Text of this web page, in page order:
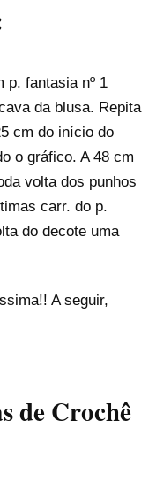
p. fantasia nº 1
da blusa. Repita
cm do início do
o gráfico. A 48 cm
volta dos punhos
carr. do p.
do decote uma
A seguir,
de Crochê